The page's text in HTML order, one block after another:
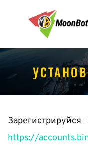
https://